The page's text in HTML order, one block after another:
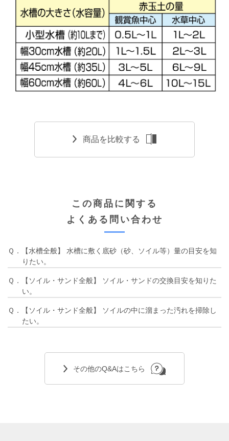
商品を比較する
この商品に関する
よくある問い合わせ
Ｑ．【水槽全般】 水槽に敷く底砂（砂、ソイル等）量の目安を知
りたい。
Ｑ．【ソイル・サンド全般】 ソイル・サンドの交換目安を知りた
い。
Ｑ．【ソイル・サンド全般】 ソイルの中に溜まった汚れを掃除し
たい。
その他のQ&Aはこちら